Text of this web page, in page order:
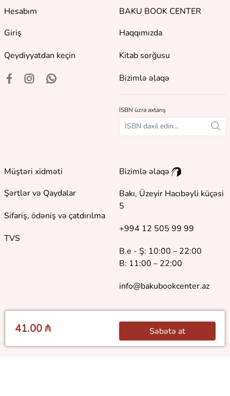
41.00 ₼ Səbətə at
Hesabım
Giriş
Qeydiyyatdan keçin
BAKU BOOK CENTER
Haqqımızda
Kitab sorğusu
Bizimlə əlaqə
İSBN üzrə axtarış
Müştəri xidməti
Şərtlər və Qaydalar
Sifariş, ödəniş və çatdırılma
TVS
Bizimlə əlaqə
Bakı, Üzeyir Hacıbəyli küçəsi
5
+994 12 505 99 99
B.e - Ş: 10:00 – 22:00
B: 11:00 – 22:00
info@bakubookcenter.az